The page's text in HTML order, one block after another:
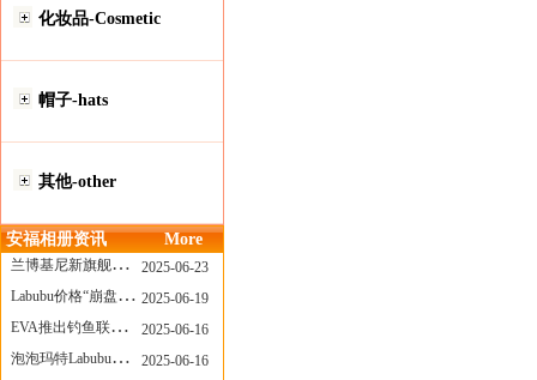
化妆品-Cosmetic
帽子-hats
其他-other
安福相册资讯 More
兰博基尼新旗舰曝光？这台顶级超跑或将在8月登场
2025-06-23
Labubu价格“崩盘”？618当日泡泡玛特预售补货量超200W！
2025-06-19
EVA推出钓鱼联名套装，初号机也能当“假饵”？
2025-06-16
泡泡玛特Labubu新品发售上演“拳王争霸”......
2025-06-16